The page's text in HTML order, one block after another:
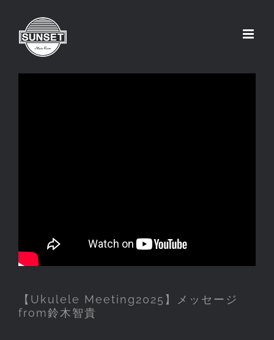
【Ukulele Meeting2025】メッセージ
from鈴木智貴